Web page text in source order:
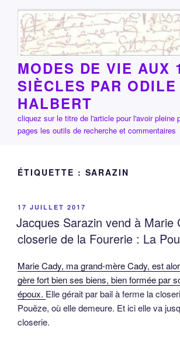
contenu
principal
MODES DE VIE AUX
SIÈCLES PAR ODILE
HALBERT
cliquez sur le titre de l'article pour l'avoir pleine
pages les outils de recherche et commentaires
ÉTIQUETTE : SARAZIN
PUBLIÉ
LE
17 JUILLET 2017
Jacques Sarazin vend à Marie
closerie de la Fourerie : La
Marie Cady, ma grand-mère Cady, est
gère fort bien ses biens, bien formée par
époux. Elle gérait par bail à ferme la
Pouëze, où elle demeure. Et ici elle va
closerie.